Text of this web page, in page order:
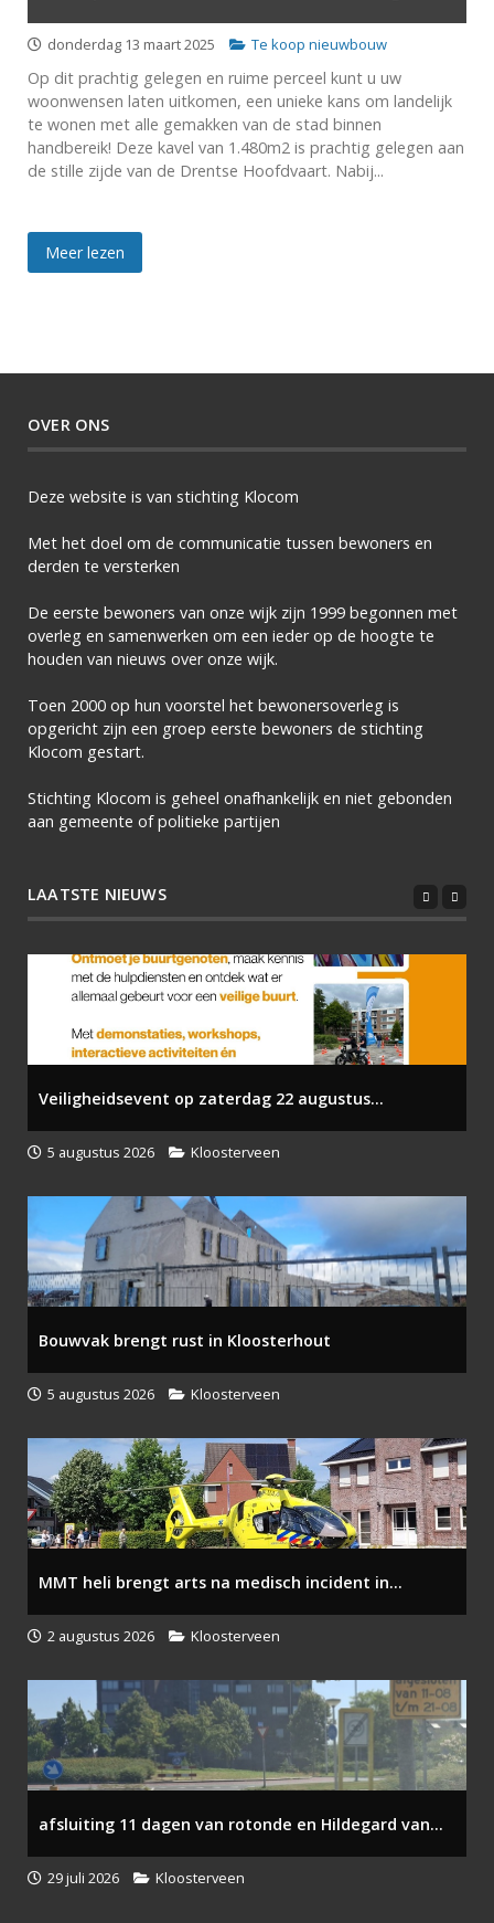
donderdag 13 maart 2025 Te koop nieuwbouw
Op dit prachtig gelegen en ruime perceel kunt u uw
woonwensen laten uitkomen, een unieke kans om landelijk
te wonen met alle gemakken van de stad binnen
handbereik! Deze kavel van 1.480m2 is prachtig gelegen aan
de stille zijde van de Drentse Hoofdvaart. Nabij...
Meer lezen
OVER ONS
Deze website is van stichting Klocom
Met het doel om de communicatie tussen bewoners en
derden te versterken
De eerste bewoners van onze wijk zijn 1999 begonnen met
overleg en samenwerken om een ieder op de hoogte te
houden van nieuws over onze wijk.
Toen 2000 op hun voorstel het bewonersoverleg is
opgericht zijn een groep eerste bewoners de stichting
Klocom gestart.
Stichting Klocom is geheel onafhankelijk en niet gebonden
aan gemeente of politieke partijen
LAATSTE NIEUWS
Veiligheidsevent op zaterdag 22 augustus...
5 augustus 2026 Kloosterveen
Bouwvak brengt rust in Kloosterhout
5 augustus 2026 Kloosterveen
MMT heli brengt arts na medisch incident in...
2 augustus 2026 Kloosterveen
afsluiting 11 dagen van rotonde en Hildegard van...
29 juli 2026 Kloosterveen